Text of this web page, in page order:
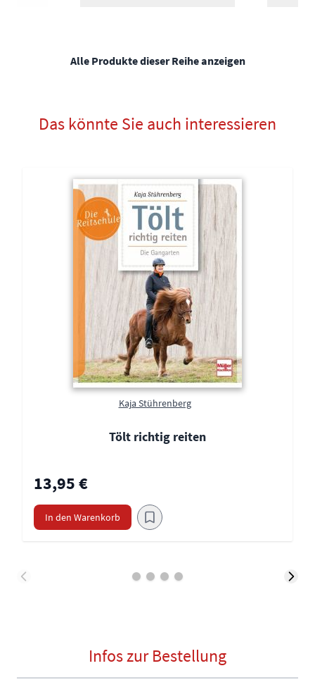
Alle Produkte dieser Reihe anzeigen
Das könnte Sie auch interessieren
Kaja Stührenberg
Tölt richtig reiten
13,95 €
In den Warenkorb
Infos zur Bestellung